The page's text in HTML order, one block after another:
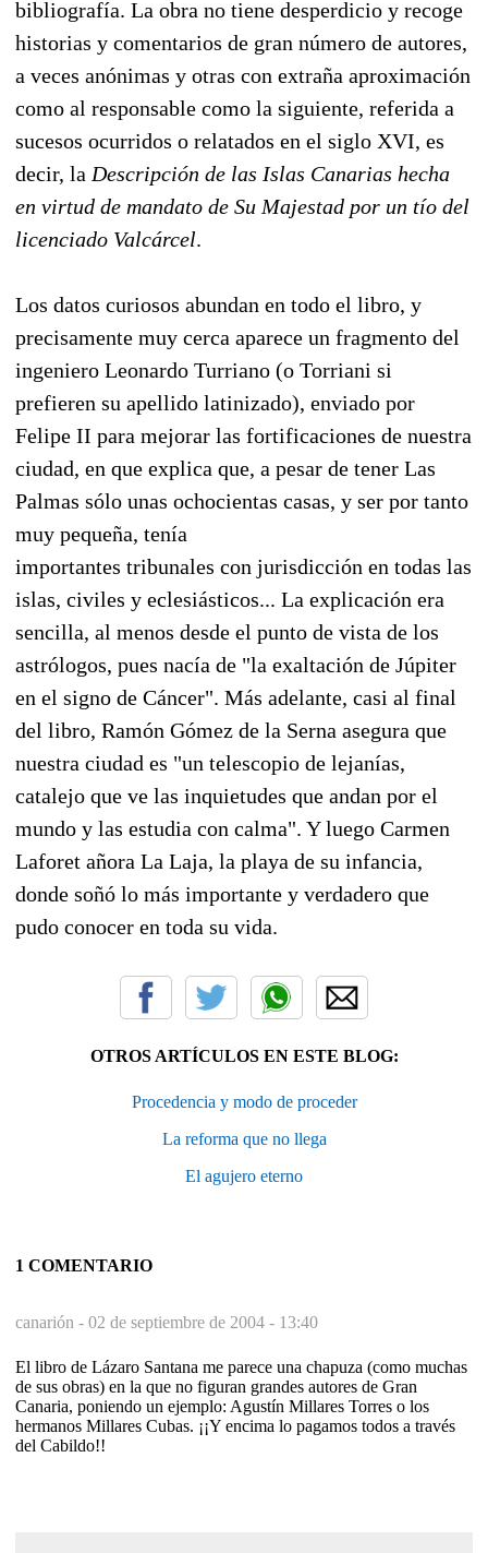
bibliografía. La obra no tiene desperdicio y recoge
historias y comentarios de gran número de autores,
a veces anónimas y otras con extraña aproximación
como al responsable como la siguiente, referida a
sucesos ocurridos o relatados en el siglo XVI, es
decir, la Descripción de las Islas Canarias hecha
en virtud de mandato de Su Majestad por un tío del
licenciado Valcárcel.
Los datos curiosos abundan en todo el libro, y
precisamente muy cerca aparece un fragmento del
ingeniero Leonardo Turriano (o Torriani si
prefieren su apellido latinizado), enviado por
Felipe II para mejorar las fortificaciones de nuestra
ciudad, en que explica que, a pesar de tener Las
Palmas sólo unas ochocientas casas, y ser por tanto
muy pequeña, tenía
importantes tribunales con jurisdicción en todas las
islas, civiles y eclesiásticos... La explicación era
sencilla, al menos desde el punto de vista de los
astrólogos, pues nacía de "la exaltación de Júpiter
en el signo de Cáncer". Más adelante, casi al final
del libro, Ramón Gómez de la Serna asegura que
nuestra ciudad es "un telescopio de lejanías,
catalejo que ve las inquietudes que andan por el
mundo y las estudia con calma". Y luego Carmen
Laforet añora La Laja, la playa de su infancia,
donde soñó lo más importante y verdadero que
pudo conocer en toda su vida.
OTROS ARTÍCULOS EN ESTE BLOG:
Procedencia y modo de proceder
La reforma que no llega
El agujero eterno
1 COMENTARIO
canarión - 02 de septiembre de 2004 - 13:40
El libro de Lázaro Santana me parece una chapuza (como muchas
de sus obras) en la que no figuran grandes autores de Gran
Canaria, poniendo un ejemplo: Agustín Millares Torres o los
hermanos Millares Cubas. ¡¡Y encima lo pagamos todos a través
del Cabildo!!